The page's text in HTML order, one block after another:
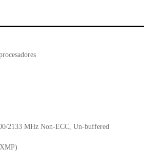
2133 MHz Non-ECC, Un-buffered